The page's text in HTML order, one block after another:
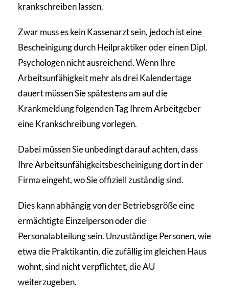
krankschreiben lassen.
Zwar muss es kein Kassenarzt sein, jedoch ist eine
Bescheinigung durch Heilpraktiker oder einen Dipl.
Psychologen nicht ausreichend. Wenn Ihre
Arbeitsunfähigkeit mehr als drei Kalendertage
dauert müssen Sie spätestens am auf die
Krankmeldung folgenden Tag Ihrem Arbeitgeber
eine Krankschreibung vorlegen.
Dabei müssen Sie unbedingt darauf achten, dass
Ihre Arbeitsunfähigkeitsbescheinigung dort in der
Firma eingeht, wo Sie offiziell zuständig sind.
Dies kann abhängig von der Betriebsgröße eine
ermächtigte Einzelperson oder die
Personalabteilung sein. Unzuständige Personen, wie
etwa die Praktikantin, die zufällig im gleichen Haus
wohnt, sind nicht verpflichtet, die AU
weiterzugeben.